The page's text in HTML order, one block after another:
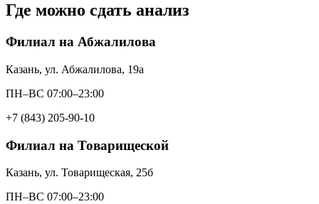
Где можно сдать анализ
Филиал на Абжалилова
Казань, ул. Абжалилова, 19а
ПН–ВС 07:00–23:00
+7 (843) 205-90-10
Филиал на Товарищеской
Казань, ул. Товарищеская, 25б
ПН–ВС 07:00–23:00